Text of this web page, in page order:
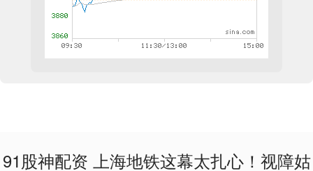
91股神配资 上海地铁这幕太扎心！视障姑